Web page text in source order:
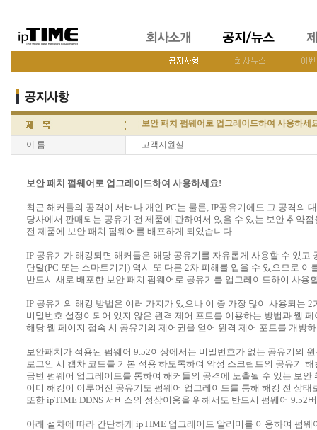
보안 패치 펌웨어로 업그레이드하여 사용하세
이 름 고객지원실
보안 패치 펌웨어로 업그레이드하여 사용하세요!
최근 해커들의 공격이 서버나 개인 PC는 물론, IP공유기에도 그 공격의
당사에서 판매되는 공유기 전 제품에 관하여서 있을 수 있는 보안 취약
전 제품에 보안 패치 펌웨어를 배포하게 되었습니다.
IP 공유기가 해킹되면 해커들은 해당 공유기를 자유롭게 사용할 수 있고
단말(PC 또는 스마트기기) 역시 또 다른 2차 피해를 입을 수 있으므로 이
반드시 새로 배포한 보안 패치 펌웨어로 공유기를 업그레이드하여 사용
IP 공유기의 해킹 방법은 여러 가지가 있으나 이 중 가장 많이 사용되는 2
비밀번호 설정이되어 있지 않은 원격 제어 포트를 이용하는 방법과 웹
해당 웹 페이지 접속 시 공유기의 제어권을 얻어 원격 제어 포트를 개방
보안패치가 적용된 펌웨어 9.52이상에서는 비밀번호가 없는 공유기의
로그인 시 캡차 코드를 기본 적용 하도록하여 악성 스크립트의 공유기
금번 펌웨어 업그레이드를 통하여 해커들의 공격에 노출될 수 있는 보안
이미 해킹이 이루어진 공유기도 펌웨어 업그레이드를 통해 해킹 전 상태
또한 ipTIME DDNS 서비스의 정상이용을 위해서도 반드시 펌웨어 9.52
아래 절차에 따라 간단하게 ipTIME 업그레이드 알리미를 이용하여 펌